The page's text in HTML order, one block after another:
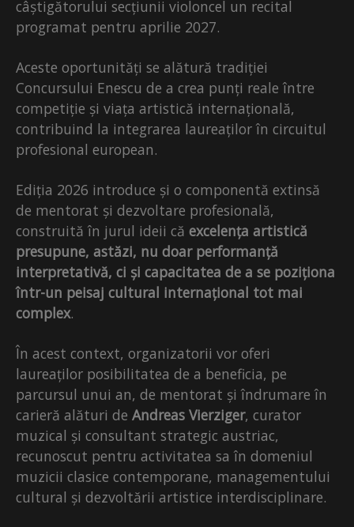
câștigătorului secțiunii violoncel un recital
programat pentru aprilie 2027.
Aceste oportunități se alătură tradiției
Concursului Enescu de a crea punți reale între
competiție și viața artistică internațională,
contribuind la integrarea laureaților în circuitul
profesional european.
Ediția 2026 introduce și o componentă extinsă
de mentorat și dezvoltare profesională,
construită în jurul ideii că excelența artistică
presupune, astăzi, nu doar performanță
interpretativă, ci și capacitatea de a se poziționa
într-un peisaj cultural internațional tot mai
complex.
În acest context, organizatorii vor oferi
laureaților posibilitatea de a beneficia, pe
parcursul unui an, de mentorat și îndrumare în
carieră alături de Andreas Vierziger, curator
muzical și consultant strategic austriac,
recunoscut pentru activitatea sa în domeniul
muzicii clasice contemporane, managementului
cultural și dezvoltării artistice interdisciplinare.